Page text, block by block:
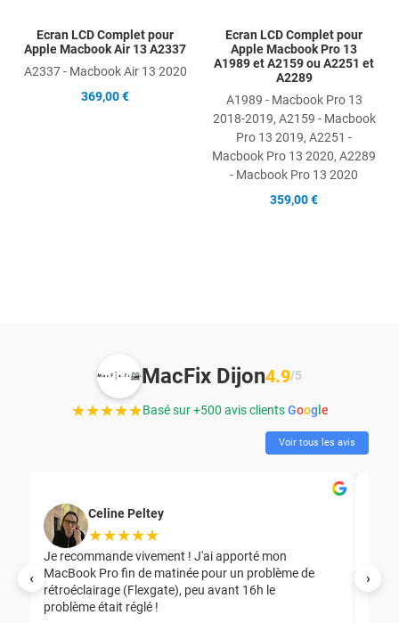
Ecran LCD Complet pour
Apple Macbook Air 13 A2337
A2337 - Macbook Air 13 2020
369,00 €
Ecran LCD Complet pour
Apple Macbook Pro 13
A1989 et A2159 ou A2251 et
A2289
A1989 - Macbook Pro 13
2018-2019, A2159 - Macbook
Pro 13 2019, A2251 -
Macbook Pro 13 2020, A2289
- Macbook Pro 13 2020
359,00 €
‹ ›
MacFix Dijon4.9/5
★★★★★Basé sur +500 avis clientsGoog e
Voir tous les avis
Celine Peltey
★★★★★
Je recommande vivement ! J'ai apporté mon
MacBook Pro fin de matinée pour un problème de
rétroéclairage (Flexgate), peu avant 16h le
problème était réglé !